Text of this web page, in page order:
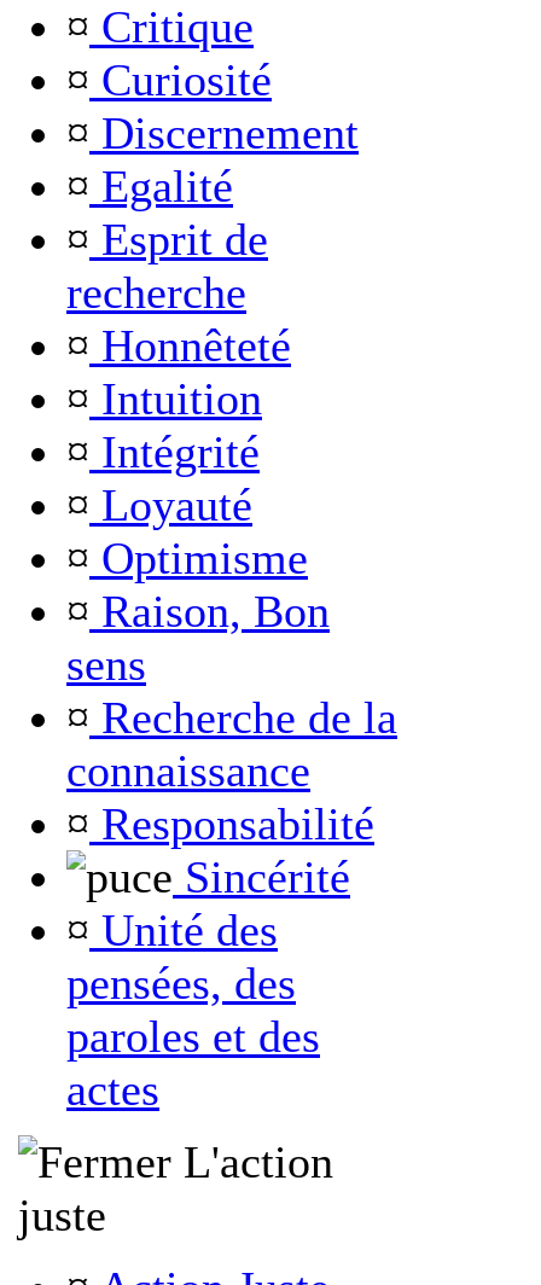
¤ Critique
¤ Curiosité
¤ Discernement
¤ Egalité
¤ Esprit de
recherche
¤ Honnêteté
¤ Intuition
¤ Intégrité
¤ Loyauté
¤ Optimisme
¤ Raison, Bon
sens
¤ Recherche de la
connaissance
¤ Responsabilité
Sincérité
¤ Unité des
pensées, des
paroles et des
actes
L'action
juste